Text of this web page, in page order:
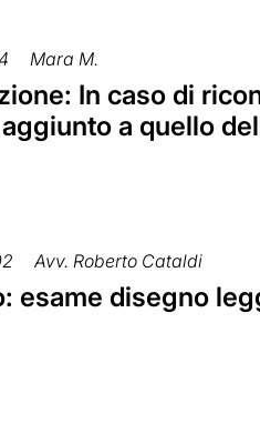
Mara M.
In caso di
a quello
Avv. Roberto Cataldi
esame disegno